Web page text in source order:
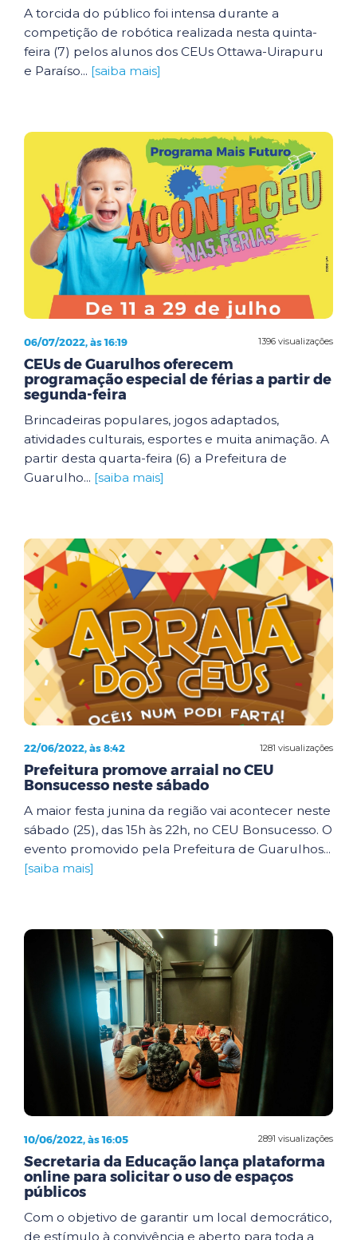
A torcida do público foi intensa durante a
competição de robótica realizada nesta quinta-
feira (7) pelos alunos dos CEUs Ottawa-Uirapuru
e Paraíso... [saiba mais]
1396 visualizações
06/07/2022, às 16:19
CEUs de Guarulhos oferecem
programação especial de férias a partir de
segunda-feira
Brincadeiras populares, jogos adaptados,
atividades culturais, esportes e muita animação. A
partir desta quarta-feira (6) a Prefeitura de
Guarulho... [saiba mais]
1281 visualizações
22/06/2022, às 8:42
Prefeitura promove arraial no CEU
Bonsucesso neste sábado
A maior festa junina da região vai acontecer neste
sábado (25), das 15h às 22h, no CEU Bonsucesso. O
evento promovido pela Prefeitura de Guarulhos...
[saiba mais]
2891 visualizações
10/06/2022, às 16:05
Secretaria da Educação lança plataforma
online para solicitar o uso de espaços
públicos
Com o objetivo de garantir um local democrático,
de estímulo à convivência e aberto para toda a